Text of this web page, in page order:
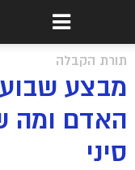
תורת הקבלה
מבצע
האדם ומה
סיני